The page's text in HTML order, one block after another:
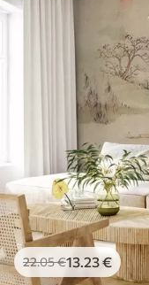
22.05€13 .23€